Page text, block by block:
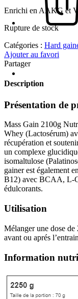
Enrichi en AAKG et
Rupture de stock
Catégories : Hard
Ajouter au favori
Partager
Description
Présentation de
Mass Gain 2100g
Whey (Lactosérum)
récupération et
un complexe
isomaltulose
gainer est également
B12) avec BCAA, L-
édulcorants.
Utilisation
Mélanger une dose de
avant ou aprés
Information